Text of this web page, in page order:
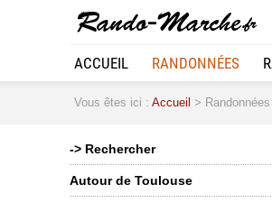
ACCUEIL RANDONNÉES
Vous êtes ici : Accueil >
-> Rechercher
Autour de Toulouse